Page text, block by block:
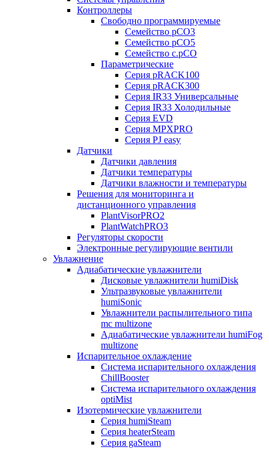
Контроллеры
Свободно программируемые
Семейство pCO3
Семейство pCO5
Семейство c.pCO
Параметрические
Серия pRACK100
Серия pRACK300
Серия IR33 Универсальные
Серия IR33 Холодильные
Серия EVD
Серия MPXPRO
Серия PJ easy
Датчики
Датчики давления
Датчики температуры
Датчики влажности и температуры
Решения для мониторинга и
дистанционного управления
PlantVisorPRO2
PlantWatchPRO3
Регуляторы скорости
Электронные регулирующие вентили
Увлажнение
Адиабатические увлажнители
Дисковые увлажнители humiDisk
Ультразвуковые увлажнители
humiSonic
Увлажнители распылительного типа
mc multizone
Адиабатические увлажнители humiFog
multizone
Испарительное охлаждение
Система испарительного охлаждения
ChillBooster
Система испарительного охлаждения
optiMist
Изотермические увлажнители
Серия humiSteam
Серия heaterSteam
Серия gaSteam